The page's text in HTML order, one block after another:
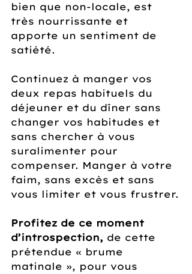
bien que non-locale, est
très nourrissante et
apporte un sentiment de
satiété.
Continuez à manger vos
deux repas habituels du
déjeuner et du dîner sans
changer vos habitudes et
sans chercher à vous
suralimenter pour
compenser. Manger à votre
faim, sans excès et sans
vous limiter et vous frustrer.
Profitez de ce moment
d’introspection, de cette
prétendue « brume
matinale », pour vous